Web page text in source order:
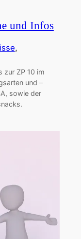
und Infos
zur ZP 10 im
und –
sowie der